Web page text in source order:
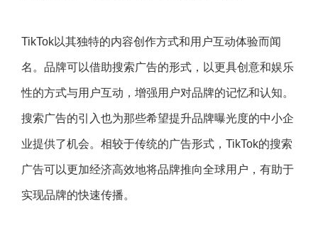
TikTok以其独特的内容创作方式和用户互动体验而闻
名。品牌可以借助搜索广告的形式，以更具创意和娱乐
性的方式与用户互动，增强用户对品牌的记忆和认知。
搜索广告的引入也为那些希望提升品牌曝光度的中小企
业提供了机会。相较于传统的广告形式，TikTok的搜索
广告可以更加经济高效地将品牌推向全球用户，有助于
实现品牌的快速传播。